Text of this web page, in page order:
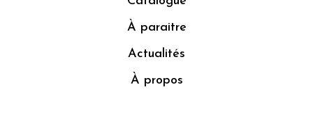
À paraitre
Actualités
À propos